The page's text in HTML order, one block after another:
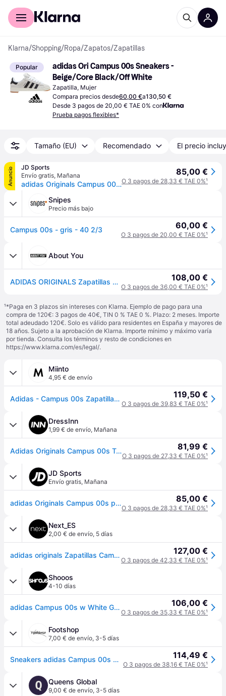
Comprar con Klarna
Klarna/Shopping/Ropa/Zapatos/Zapatillas
Popular
adidas Ori Campus 00s Sneakers -
Beige/Core Black/Off White
Zapatilla, Mujer
Compara precios desde60,00 €a130,50 €
Desde 3 pagos de 20,00 € TAE 0% con
Prueba pagos flexibles*
Tamaño (EU) Recomendado El precio
Anuncio
JD Sports
Envío gratis, Mañana
adidas Originals Campus 00s para mujer, Blanco - 36 2/3
85,00 €
O 3 pagos de 28,33 € TAE 0%¹
Snipes
Precio más bajo
Campus 00s - gris - 40 2/3 60,00 €
O 3 pagos de 20,00 € TAE 0%¹
About You
ADIDAS ORIGINALS Zapatillas deportivas bajas 'Campus 00S' negro / offwhite 108,00 €
O 3 pagos de 36,00 € TAE 0%¹
¹*Paga en 3 plazos sin intereses con Klarna. Ejemplo de pago para una
compra de 120€: 3 pagos de 40€, TIN 0 % TAE 0 %. Plazo: 2 meses. Importe
total adeudado 120€. Solo es válido para residentes en España y mayores de
18 años. Sujeto a la aprobación de Klarna. Importe mínimo y máximo varía
por tienda. Consulta los términos y resto de condiciones en
https://www.klarna.com/es/legal/.
Miinto
4,95 € de envío
Adidas - Campus 00s Zapatillas de Cuero Blancas - Shoes - unisex - Blanco - 44 EU - 119,50 €
O 3 pagos de 39,83 € TAE 0%¹
DressInn
1,99 € de envío, Mañana
Adidas Originals Campus 00s Trainers Beige EU 36 2/3 Mujer 81,99 €
O 3 pagos de 27,33 € TAE 0%¹
JD Sports
Envío gratis, Mañana
adidas Originals Campus 00s para mujer, Blanco - 39 1/3 85,00 €
O 3 pagos de 28,33 € TAE 0%¹
Next_ES
2,00 € de envío, 5 días
adidas originals Zapatillas Campus 00s de adidas Originals 127,00 €
O 3 pagos de 42,33 € TAE 0%¹
Shooos
4-10 días
adidas Campus 00s w White GY0042 Mujeres - Zapatillas adidas Originals - Blanco - GY0042-5 - Size: 5 106,00 €
O 3 pagos de 35,33 € TAE 0%¹
Footshop
7,00 € de envío, 3-5 días
Sneakers adidas Campus 00s W Crystal White/ Core Black/ Off White EUR 36 114,49 €
O 3 pagos de 38,16 € TAE 0%¹
Q Queens Global
9,00 € de envío, 3-5 días